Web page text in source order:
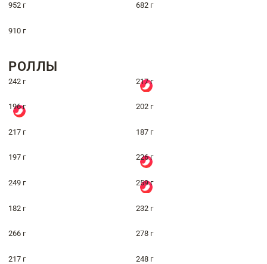
952 г 682 г
910 г
РОЛЛЫ
242 г 217 г
196 г 202 г
217 г 187 г
197 г 226 г
249 г 259 г
182 г 232 г
266 г 278 г
217 г 248 г